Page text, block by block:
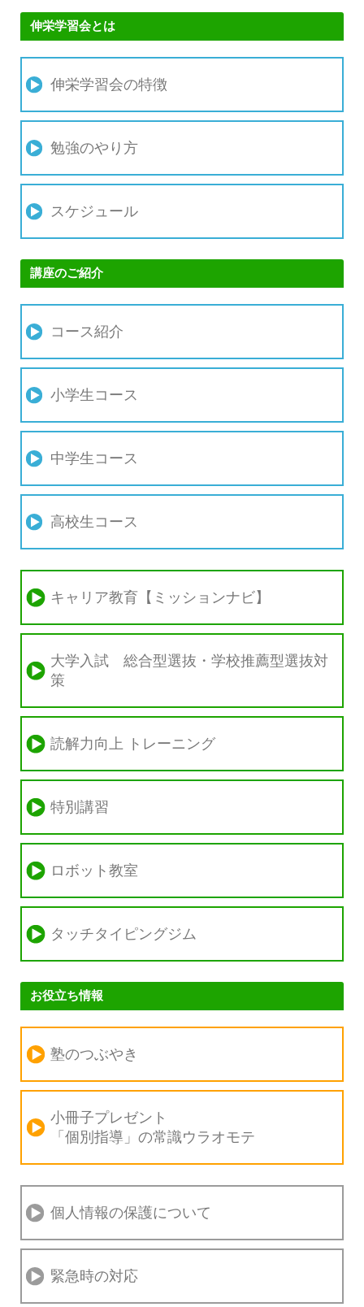
伸栄学習会とは
伸栄学習会の特徴
勉強のやり方
スケジュール
講座のご紹介
コース紹介
小学生コース
中学生コース
高校生コース
キャリア教育【ミッションナビ】
大学入試 総合型選抜・学校推薦型選抜対
策
読解力向上 トレーニング
特別講習
ロボット教室
タッチタイピングジム
お役立ち情報
塾のつぶやき
小冊子プレゼント
「個別指導」の常識ウラオモテ
個人情報の保護について
緊急時の対応